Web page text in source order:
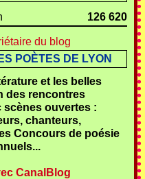
126 620
du blog
POÈTES DE LYON
et les belles
des rencontres
scènes ouvertes :
chanteurs,
Concours de poésie
CanalBlog